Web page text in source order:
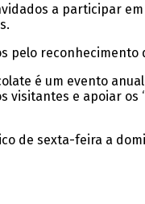
a participar
pelo
é um evento
visitantes e apoiar
de sexta-feira a